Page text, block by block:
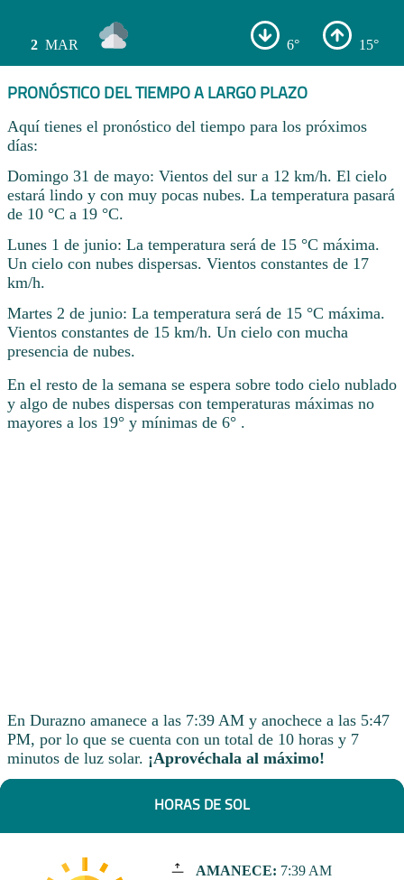
2 MAR 6° 15°
PRONÓSTICO DEL TIEMPO A LARGO PLAZO
Aquí tienes el pronóstico del tiempo para los próximos
días:
Domingo 31 de mayo: Vientos del sur a 12 km/h. El cielo
estará lindo y con muy pocas nubes. La temperatura pasará
de 10 °C a 19 °C.
Lunes 1 de junio: La temperatura será de 15 °C máxima.
Un cielo con nubes dispersas. Vientos constantes de 17
km/h.
Martes 2 de junio: La temperatura será de 15 °C máxima.
Vientos constantes de 15 km/h. Un cielo con mucha
presencia de nubes.
En el resto de la semana se espera sobre todo cielo nublado
y algo de nubes dispersas con temperaturas máximas no
mayores a los 19° y mínimas de 6° .
En Durazno amanece a las 7:39 AM y anochece a las 5:47
PM, por lo que se cuenta con un total de 10 horas y 7
minutos de luz solar. ¡Aprovéchala al máximo!
HORAS DE SOL
AMANECE: 7:39 AM